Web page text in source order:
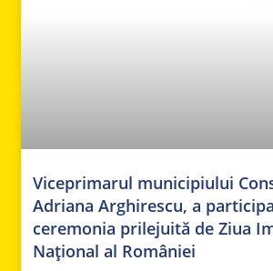
Viceprimarul municipiului
Adriana Arghirescu, a
ceremonia prilejuită de Ziua
Național al României